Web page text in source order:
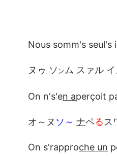
Nous somm's seul's
ヌゥ ソ ン ム スァル
On n's'en aperçoit
オ～ヌ ソ～ ナペる ス
On s'rapproche un